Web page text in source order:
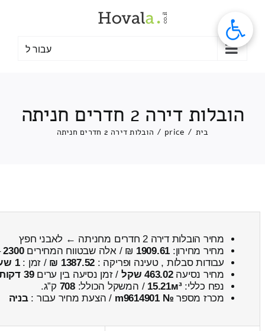
עבור ל
הובלות דירה 2 חדרים חניתה
בית /
price
/ הובלות דירה 2 חדרים חניתה
מחיר הובלות דירה 2 חדרים מחניתה ← לאבני חפץ
מחיר מחירון: 1909.61 ₪ / אלה שבטווח המחירים2300
עבודות סבלות , טעינה ופריקה : 1387.52 ₪ / זמן :1 שעות 5 דקות
מחיר נסיעה463.02 שקל / זמן נסיעה בין ערים39 דקות
נפח כללי:15.21м³ / המשקל הכולל:708 ק”ג.
מכרז מספר № m9614901 / הצעת מחיר עבור :בניה